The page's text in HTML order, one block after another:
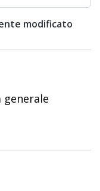
modificato
generale